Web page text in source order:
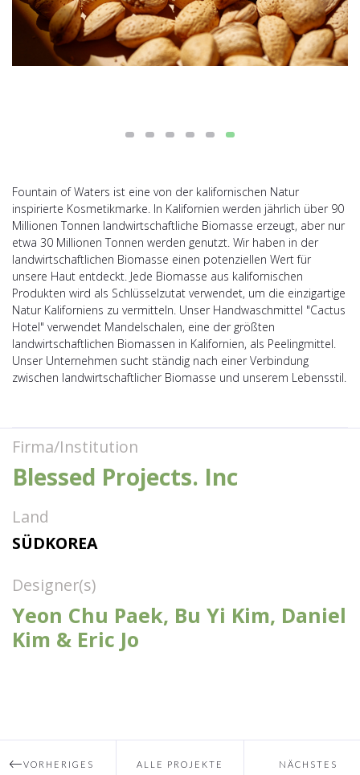
Fountain of Waters ist eine von der kalifornischen Natur
inspirierte Kosmetikmarke. In Kalifornien werden jährlich über 90
Millionen Tonnen landwirtschaftliche Biomasse erzeugt, aber nur
etwa 30 Millionen Tonnen werden genutzt. Wir haben in der
landwirtschaftlichen Biomasse einen potenziellen Wert für
unsere Haut entdeckt. Jede Biomasse aus kalifornischen
Produkten wird als Schlüsselzutat verwendet, um die einzigartige
Natur Kaliforniens zu vermitteln. Unser Handwaschmittel "Cactus
Hotel" verwendet Mandelschalen, eine der größten
landwirtschaftlichen Biomassen in Kalifornien, als Peelingmittel.
Unser Unternehmen sucht ständig nach einer Verbindung
zwischen landwirtschaftlicher Biomasse und unserem Lebensstil.
Firma/Institution
Blessed Projects. Inc
Land
SÜDKOREA
Designer(s)
Yeon Chu Paek, Bu Yi Kim, Daniel
Kim & Eric Jo
VORHERIGES ALLE PROJEKTE NÄCHSTES